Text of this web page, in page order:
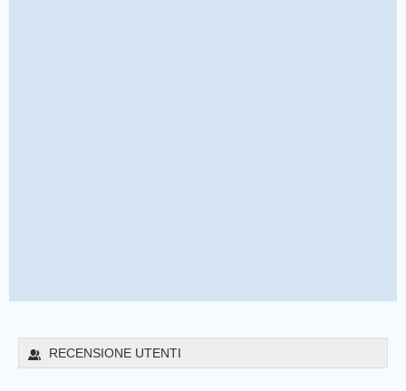
RECENSIONE UTENTI